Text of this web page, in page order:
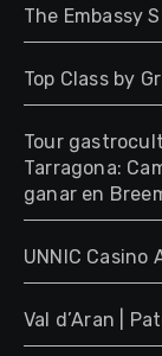
The Embassy
Top Class by
Tour
Tarragona:
ganar en
UNNIC Casino
Val d’Aran |